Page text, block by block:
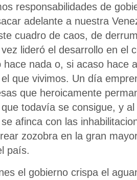
responsabilidades de
adelante a nuestra
cuadro de caos, de
lideró el desarrollo en el
hace nada o, si acaso hace
que vivimos. Un día
que heroicamente
todavía se consigue, y
afinca con las
zozobra en la gran
país.
el gobierno crispa el